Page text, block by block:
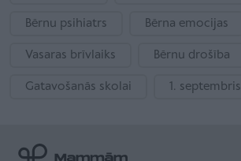
Bērnu psihiatrs Bērna emocijas
Vasaras brīvlaiks Bērnu drošība
Gatavošanās skolai 1. septembris